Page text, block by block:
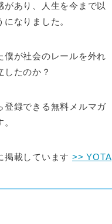
があり、人生を今まで以
になりました。
僕が社会のレールを外れ
したのか？
登録できる無料メルマガ
掲載しています >> YOTA